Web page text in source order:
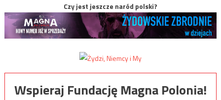
Czy jest jeszcze naród polski?
Wspieraj Fundację Magna Polonia!